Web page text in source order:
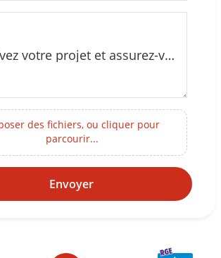
Décrivez votre projet et assurez-vous d’être dans notre zone d’intervention (Gard, Sud Ardèche)
des fichiers, ou cliquer pour
parcourir...
Envoyer